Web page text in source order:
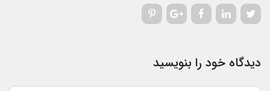
دیدگاه خود را بنویسید